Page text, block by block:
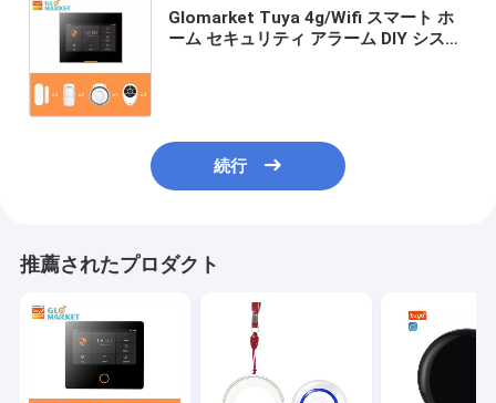
Glomarket Tuya 4g/Wifi スマート ホ
ーム セキュリティ アラーム DIY システ
続行
推薦されたプロダクト